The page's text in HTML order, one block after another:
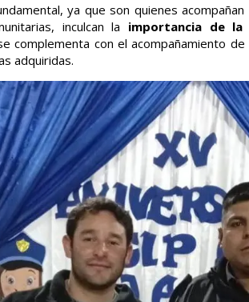
ya que son quienes
inculcan la importancia de
complementa con el acompañamiento
adquiridas.